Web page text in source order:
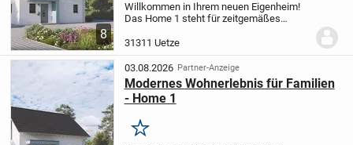
8
Willkommen in Ihrem neuen Eigenheim!
Das Home 1 steht für zeitgemäßes
verteilt auf zwei Etagen, komfortablen
Raum mit vier Zimmern - ideal für junge
Familien.Im...
31311 Uetze
03.08.2026 Partner-Anzeige
Modernes Wohnerlebnis für Familien
- Home 1
Merken